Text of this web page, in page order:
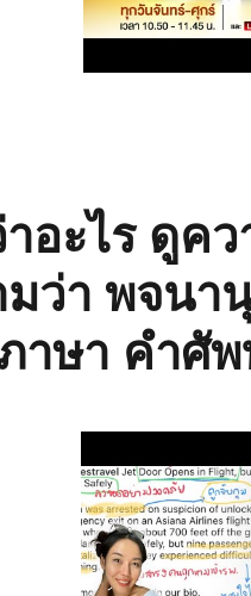
อะไร ดูค
มว่า พจน
ษา คำศั